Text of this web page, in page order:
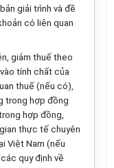
giải trình và đề
có liên quan
giảm thuế theo
tính chất của
thuế (nếu có),
trong hợp đồng
hợp đồng,
thực tế chuyên
Việt Nam (nếu
quy định về